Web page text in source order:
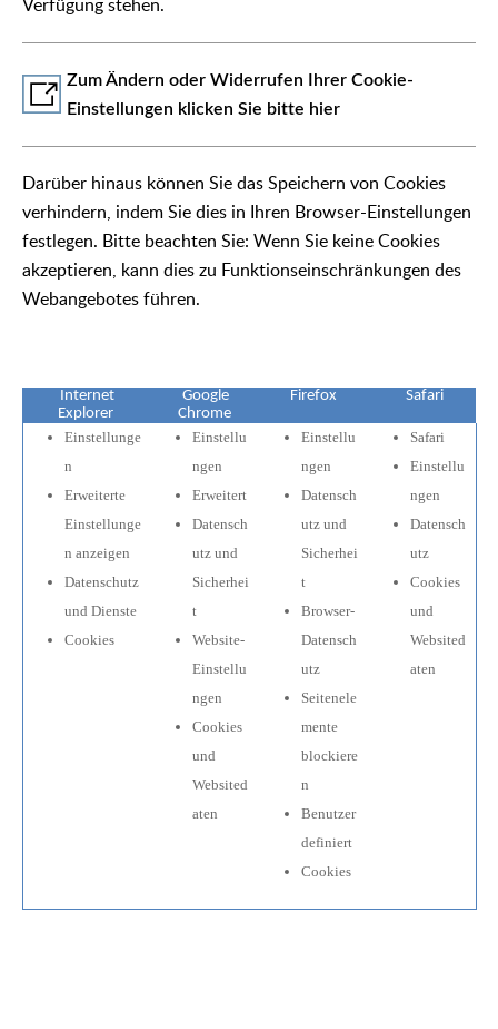
Verfügung stehen.
Zum Ändern oder Widerrufen Ihrer Cookie-
Einstellungen klicken Sie bitte hier
Darüber hinaus können Sie das Speichern von Cookies
verhindern, indem Sie dies in Ihren Browser-Einstellungen
festlegen. Bitte beachten Sie: Wenn Sie keine Cookies
akzeptieren, kann dies zu Funktionseinschränkungen des
Webangebotes führen.
Internet
Explorer
Google
Chrome
Firefox Safari
Einstellunge
n
Erweiterte
Einstellunge
n anzeigen
Datenschutz
und Dienste
Cookies
Einstellu
ngen
Erweitert
Datensch
utz und
Sicherhei
t
Website-
Einstellu
ngen
Cookies
und
Websited
aten
Einstellu
ngen
Datensch
utz und
Sicherhei
t
Browser-
Datensch
utz
Seitenele
mente
blockiere
n
Benutzer
definiert
Cookies
Safari
Einstellu
ngen
Datensch
utz
Cookies
und
Websited
aten